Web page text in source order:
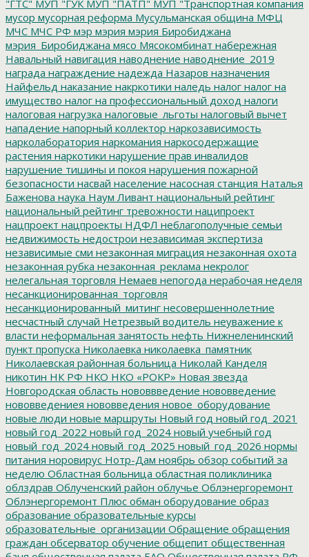
"ГТС" МУП "ГУК МУП "ПАТП" МУП "Транспортная компания
мусор мусорная реформа Мусульманская община МФЦ
МЧС МЧС РФ мэр мэрия мэрия Биробиджана
мэрия_Биробиджана мясо Мясокомбинат набережная
Навальный навигация наводнение наводнение_2019
награда награждение надежда Назаров назначения
Найфельд наказание накркотики наледь налог налог на
имущество налог на профессиональный доход налоги
налоговая нагрузка налоговые_льготы налоговый вычет
нападение напорный коллектор наркозависимость
нарколаборатория наркомания наркосодержащие
растения наркотики нарушение прав инвалидов
нарушение тишины и покоя нарушения пожарной
безопасности насвай население насосная станция Наталья
Баженова наука Наум Ливант национальный рейтинг
национальный рейтинг тревожности наципроект
нацпроект нацпроекты НДФЛ неблагополучные семьи
недвижимость недострои независимая экспертиза
независимые сми незаконная миграция незаконная охота
незаконная рубка незаконная_реклама некролог
нелегальная торговля Немаев непогода нерабочая неделя
несанкционированная_торговля
несанкционированный_митинг несовершеннолетние
несчастный случай Нетрезвый водитель неуважение к
власти неформальная занятость нефть Нижнеленинский
пункт пропуска Николаевка николаевка_памятник
Николаевская районная больница Николай Канделя
никотин НК РФ НКО НКО «РОКР» Новая звезда
Новгородская область нововвведение нововведение
нововведениея нововведения новое_оборудование
новые люди новые маршруты Новый год новый год_2021
новый год_2022 новый год_2024 новый учебный год
новый_год_2024 новый_год_2025 новый_год_2026 нормы
питания норовирус Нотр-Дам ноябрь обзор событий за
неделю Областная больница областная поликлиника
облздрав Облученский район облучье Облэнергоремонт
Облэнергоремонт Плюс обман оборудование образ
образование образовательные курсы
образовательные_организации Обращение обращения
граждан обсерватор обучение общепит общественная